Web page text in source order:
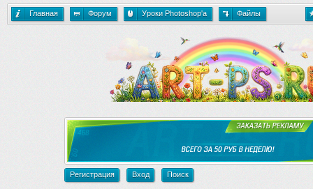
Главная Форум Уроки Photoshop'a Файлы
Регистрация Вход Поиск